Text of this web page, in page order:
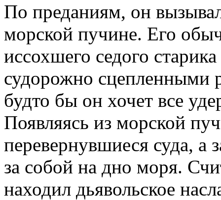
По преданиям, он
морской пучине. Его
иссохшего седого
судорожно сцепленными
будто бы он хочет все
Появляясь из морской
перевернувшиеся суда, а
за собой на дно моря.
находил дьявольское